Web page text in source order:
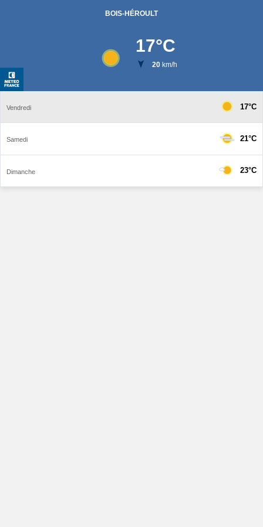
BOIS-HÉROULT
17°C
20km/h
Vendredi 17°C
Samedi 21°C
Dimanche 23°C